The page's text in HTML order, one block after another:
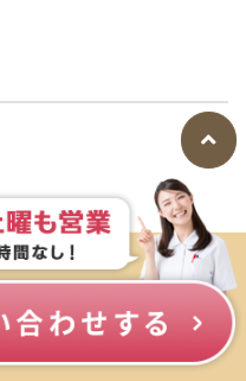
す。
ただいております。
になれますので安心し